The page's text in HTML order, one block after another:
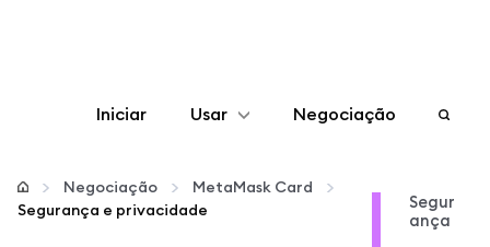
Iniciar Usar
Configurar
Negociação
Negociação
MetaMask Card
Segurança e privacidade
Segur
ança